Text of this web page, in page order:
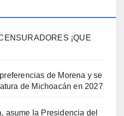
¡QUE
de Morena y se
de Michoacán en 2027
asume la Presidencia del